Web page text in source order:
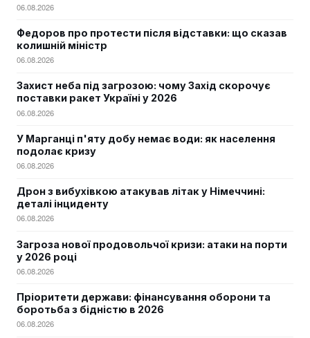
06.08.2026
Федоров про протести після відставки: що сказав
колишній міністр
06.08.2026
Захист неба під загрозою: чому Захід скорочує
поставки ракет Україні у 2026
06.08.2026
У Марганці п'яту добу немає води: як населення
подолає кризу
06.08.2026
Дрон з вибухівкою атакував літак у Німеччині:
деталі інциденту
06.08.2026
Загроза нової продовольчої кризи: атаки на порти
у 2026 році
06.08.2026
Пріоритети держави: фінансування оборони та
боротьба з бідністю в 2026
06.08.2026